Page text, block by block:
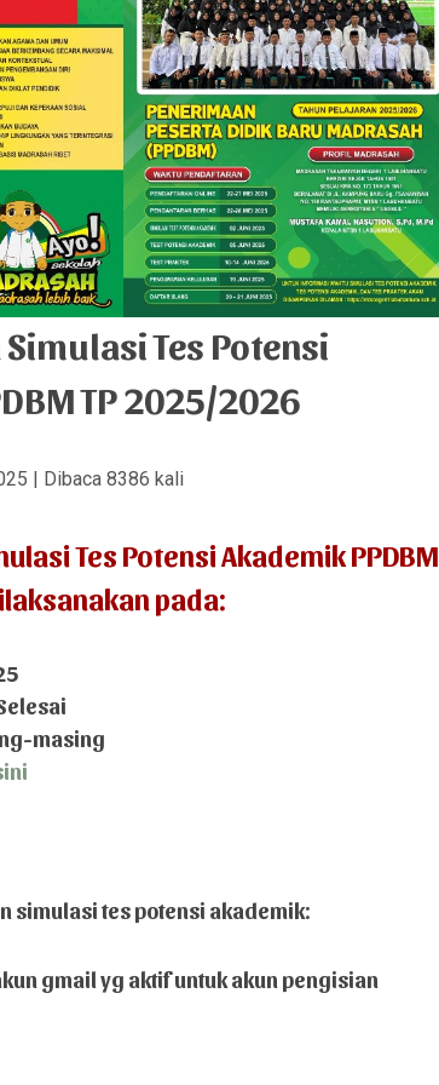
Tes Potensi
TP 2025/2026
| Dibaca 8386 kali
Tes Potensi Akademik PPDBM
pada:
masing
simulasi tes potensi akademik:
gmail yg aktif untuk akun pengisian